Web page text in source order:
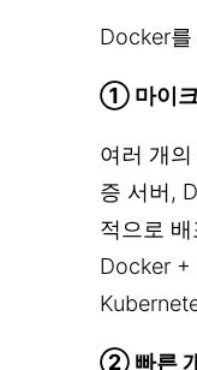
Docker
① 마이크
여러 개
증 서버,
적으로
Docker +
② 빠른 개